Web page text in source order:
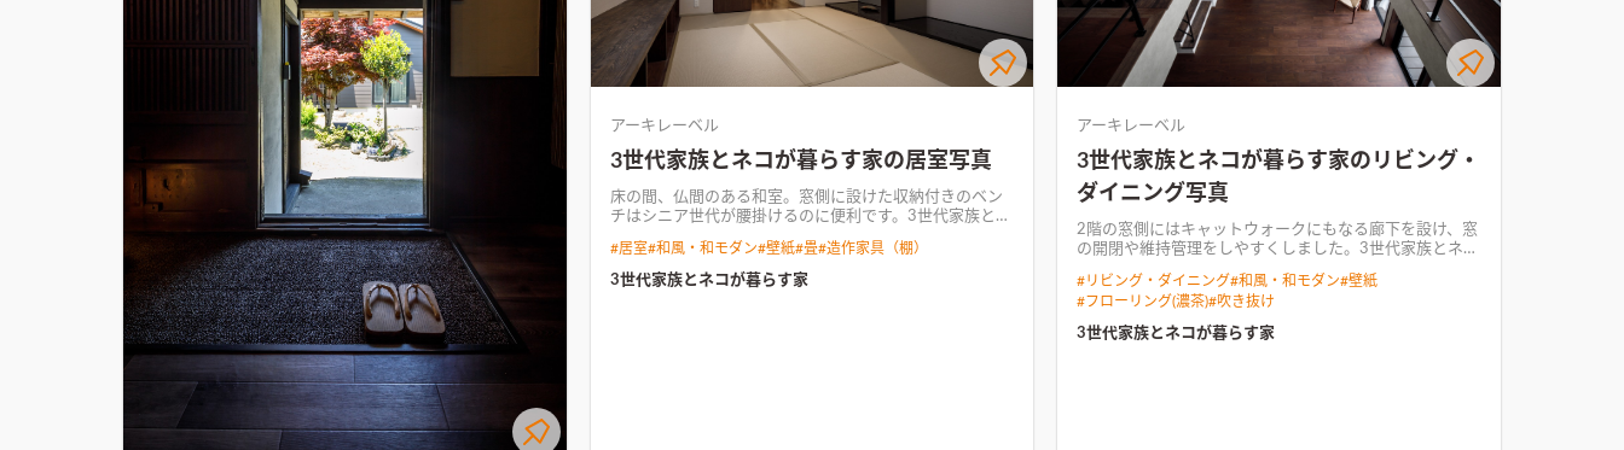
アーキレーベル
3世代家族とネコが暮らす家の居室写真
床の間、仏間のある和室。窓側に設けた収納付きのベン
チはシニア世代が腰掛けるのに便利です。 3世代家族とネ
度な距離感を保ちながら暮らせるような空間づくりが特
徴のお宅です。 濃いめのウォールナットフローリングを
#居室#和風・和モダン#壁紙#畳#造作家具（棚）
3世代家族とネコが暮らす家
アーキレーベル
3世代家族とネコが暮らす家のリビング・
ダイニング写真
2階の窓側にはキャットウォークにもなる廊下を設け、窓
の開閉や維持管理をしやすくしました。3世代家族とネコ
な距離感を保ちながら暮らせるような空間づくりが特徴
のお宅です。 濃いめのウォールナットフローリングを基
調にダークカラーでまとめたインテリアに、ところどこ
ろにお施主様のアイディアや個性が光る、木質感多めの
#リビング・ダイニング#和風・和モダン#壁紙
# フローリング(濃茶)#吹き抜け
3世代家族とネコが暮らす家